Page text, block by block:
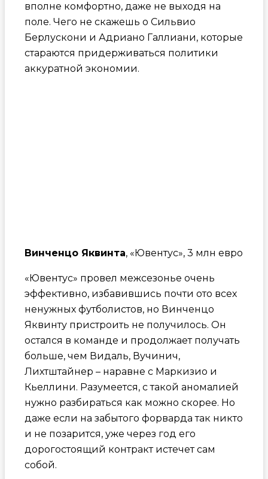
вполне комфортно, даже не выходя на
поле. Чего не скажешь о Сильвио
Берлускони и Адриано Галлиани, которые
стараются придерживаться политики
аккуратной экономии.
Винченцо Яквинта, «Ювентус», 3 млн евро
«Ювентус» провел межсезонье очень
эффективно, избавившись почти ото всех
ненужных футболистов, но Винченцо
Яквинту пристроить не получилось. Он
остался в команде и продолжает получать
больше, чем Видаль, Вучинич,
Лихтштайнер – наравне с Маркизио и
Кьеллини. Разумеется, с такой аномалией
нужно разбираться как можно скорее. Но
даже если на забытого форварда так никто
и не позарится, уже через год его
дорогостоящий контракт истечет сам
собой.